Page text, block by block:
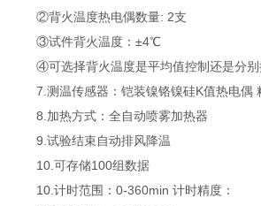
②背火温度热电偶数量: 2支
③试件背火温度：±4℃
④可选择背火温度是平均值控制还是分别
7.测温传感器：铠装镍铬镍硅K值热电偶
8.加热方式：全自动喷雾加热器
9.试验结束自动排风降温
10.可存储100组数据
10.计时范围：0-360min 计时精度：